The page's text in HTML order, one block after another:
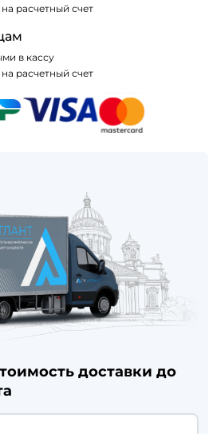
расчетный счет
в кассу
расчетный счет
доставки до